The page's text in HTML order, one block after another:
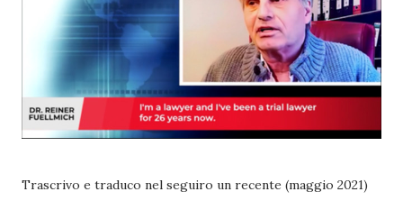
Trascrivo e traduco nel seguiro un recente (maggio 2021)